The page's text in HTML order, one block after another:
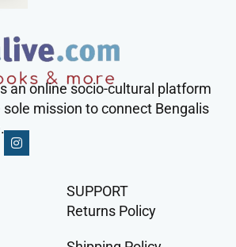
an online socio-cultural platform
mission to connect Bengalis
SUPPORT
Returns Policy